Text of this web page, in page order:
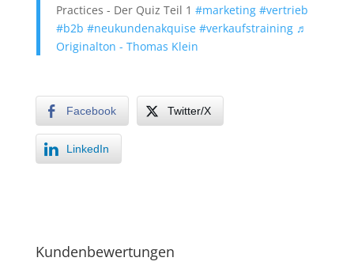
Practices - Der Quiz Teil 1 #marketing #vertrieb
#b2b #neukundenakquise #verkaufstraining ♬
Originalton - Thomas Klein
Facebook Twitter/X
LinkedIn
Kundenbewertungen